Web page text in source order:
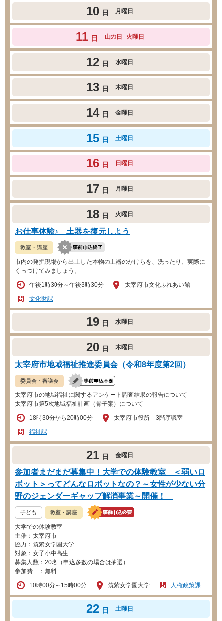
10 日 月曜日
11 日 山の日 火曜日
12 日 水曜日
13 日 木曜日
14 日 金曜日
15 日 土曜日
16 日 日曜日
17 日 月曜日
18 日 火曜日
お仕事体験♪ 土器を復元しよう
教室・講座
市内の発掘現場から出土した本物の土器のかけらを、洗ったり、実際に
くっつけてみましょう。
午後1時30分～午後3時30分
太宰府市文化ふれあい館
文化財課
19 日 水曜日
20 日 木曜日
太宰府市地域福祉推進委員会（令和8年度第2回）
委員会・審議会
太宰府市の地域福祉に関するアンケート調査結果の報告について
太宰府市第5次地域福祉計画（骨子案）について
18時30分から20時00分
太宰府市役所 3階庁議室
福祉課
21 日 金曜日
参加者まだまだ募集中！大学での体験教室 ＜弱いロ
ボット＞ってどんなロボットなの？～女性が少ない分
野のジェンダーギャップ解消事業～開催！
子ども 教室・講座
大学での体験教室
主催：太宰府市
協力：筑紫女学園大学
対象：女子小中高生
募集人数：20名（申込多数の場合は抽選）
参加費 ：無料
10時00分～15時00分
筑紫女学園大学 人権政策課
22 日 土曜日